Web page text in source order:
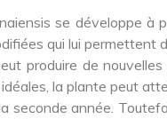
se développe à
qui lui permettent
produire de
la plante peut
seconde année.